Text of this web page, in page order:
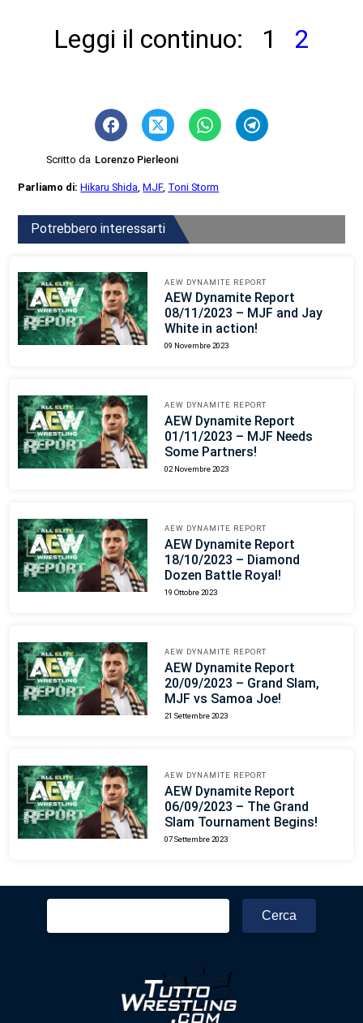
Leggi il continuo: 1 2
Scritto da Lorenzo Pierleoni
Parliamo di:Hikaru Shida ,MJF, Toni Storm
Potrebbero interessarti
AEW DYNAMITE REPORT
AEW Dynamite Report
08/11/2023 – MJF and Jay
White in action!
09 Novembre 2023
AEW DYNAMITE REPORT
AEW Dynamite Report
01/11/2023 – MJF Needs
Some Partners!
02 Novembre 2023
AEW DYNAMITE REPORT
AEW Dynamite Report
18/10/2023 – Diamond
Dozen Battle Royal!
19 Ottobre 2023
AEW DYNAMITE REPORT
AEW Dynamite Report
20/09/2023 – Grand Slam,
MJF vs Samoa Joe!
21 Settembre 2023
AEW DYNAMITE REPORT
AEW Dynamite Report
06/09/2023 – The Grand
Slam Tournament Begins!
07 Settembre 2023
Ricerca